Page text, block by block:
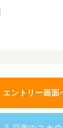
エントリー画面